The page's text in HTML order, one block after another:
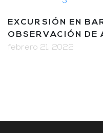
EXCURSIÓN EN
OBSERVACIÓN DE
febrero 21, 2022